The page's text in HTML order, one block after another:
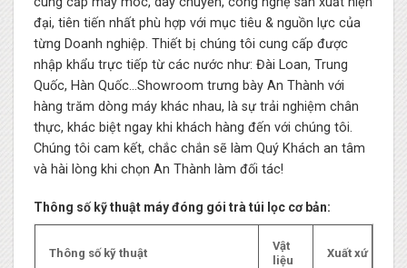
đại, tiên tiến nhất phù hợp với mục tiêu & nguồn lực của
từng Doanh nghiệp. Thiết bị chúng tôi cung cấp được
nhập khẩu trực tiếp từ các nước như: Đài Loan, Trung
Quốc, Hàn Quốc…Showroom trưng bày An Thành với
hàng trăm dòng máy khác nhau, là sự trải nghiệm chân
thực, khác biệt ngay khi khách hàng đến với chúng tôi.
Chúng tôi cam kết, chắc chắn sẽ làm Quý Khách an tâm
và hài lòng khi chọn An Thành làm đối tác!
Thông số kỹ thuật máy đóng gói trà túi lọc cơ bản:
Thông số kỹ thuật
Vật
liệu
Xuấtxứ